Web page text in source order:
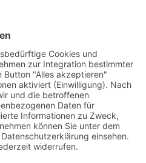
Twitter
WhatsApp Telegram
Email